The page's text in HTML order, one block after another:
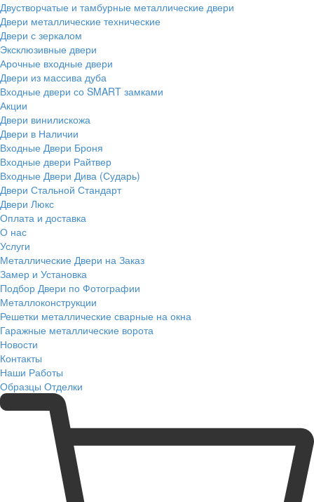
Двустворчатые и тамбурные металлические двери
Двери металлические технические
Двери с зеркалом
Эксклюзивные двери
Арочные входные двери
Двери из массива дуба
Входные двери со SMART замками
Акции
Двери винилискожа
Двери в Наличии
Входные Двери Броня
Входные двери Райтвер
Входные Двери Дива (Сударь)
Двери Стальной Стандарт
Двери Люкс
Оплата и доставка
О нас
Услуги
Металлические Двери на Заказ
Замер и Установка
Подбор Двери по Фотографии
Металлоконструкции
Решетки металлические сварные на окна
Гаражные металлические ворота
Новости
Контакты
Наши Работы
Образцы Отделки